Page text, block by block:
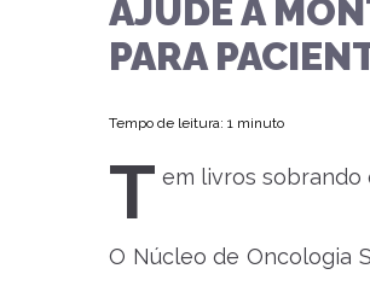
AJUDE A
PARA
Tempo de leitura: 1 minuto
T em livros sobrando
O Núcleo de Oncologia